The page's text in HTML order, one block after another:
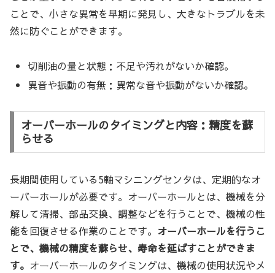
ことで、小さな異常を早期に発見し、大きなトラブルを未
然に防ぐことができます。
切削油の量と状態：不足や汚れがないか確認。
異音や振動の有無：異常な音や振動がないか確認。
オーバーホールのタイミングと内容：精度を蘇
らせる
長期間使用している5軸マシニングセンタは、定期的なオ
ーバーホールが必要です。オーバーホールとは、機械を分
解して清掃、部品交換、調整などを行うことで、機械の性
能を回復させる作業のことです。 オーバーホールを行うこ
とで、機械の精度を蘇らせ、寿命を延ばすことができま
す。 オーバーホールのタイミングは、機械の使用状況やメ